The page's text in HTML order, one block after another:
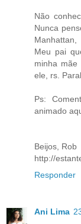
Não
Nunca
Meu pai
minha
ele, rs.
Ps:
animado
Beijos, Rob
http://
Responder
Ani Lima